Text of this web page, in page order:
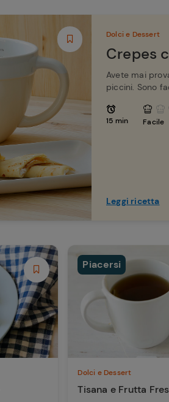
Dolci e Dessert
Crepes
Avete mai
piccini. Sono
15 min Facile
Leggi ricetta
Piacersi
Dolci e Dessert
Tisana e Frutta